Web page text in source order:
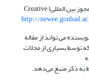
مقالاتی که در این نشریه منتشر شده اند تحت مجوز بین المللی( Creative
http://
می تواند از مقاله
توسط بسیاری از مجلات
به ذکر منبع می‌دهد.